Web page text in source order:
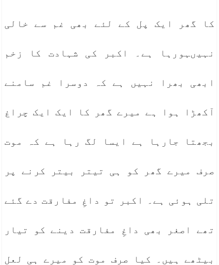
کا گھر ایک پل کے لئے بھی غم سے خالی
نہیںہورہا ہے۔ اکبر کی شہادت کا زخم
ابھی بھرا نہیں ہے کہ دوسرا غم سامنے
آکھڑا ہوا ہے میرے گھر کا ایک ایک چراغ
بجھتا جارہا ہے ایسا لگ رہا ہے کہ موت
صرف میرے گھر کو ہی تیتر بیتر کرنے پر
تلی ہوئی ہے۔ اکبر تو داغِ مفارقت دے گئے
تھے اصغر بھی داغِ مفارقت دینے کو تیار
بیٹھے ہیں۔ کیا صرف موت کو میرے ہی لعل